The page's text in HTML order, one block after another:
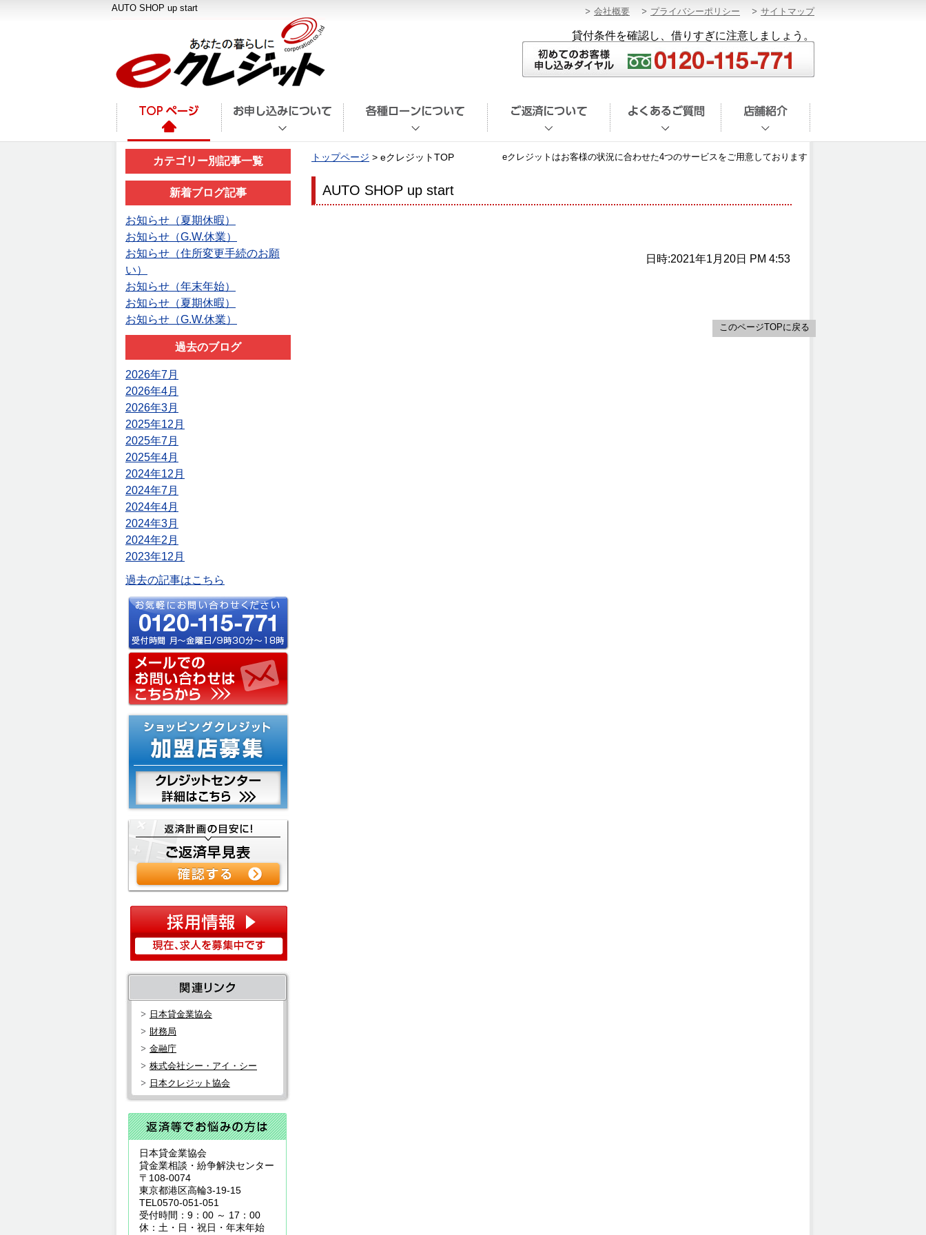
AUTO SHOP up start サイトマップ
プライバシーポリシー
会社概要
貸付条件を確認し、借りすぎに注意しましょう。
カテゴリー別記事一覧
新着ブログ記事
お知らせ（夏期休暇）
お知らせ（G.W.休業）
お知らせ（住所変更手続のお願
い）
お知らせ（年末年始）
お知らせ（夏期休暇）
お知らせ（G.W.休業）
過去のブログ
2026年7月
2026年4月
2026年3月
2025年12月
2025年7月
2025年4月
2024年12月
2024年7月
2024年4月
2024年3月
2024年2月
2023年12月
過去の記事はこちら
日本貸金業協会
財務局
金融庁
株式会社シー・アイ・シー
日本クレジット協会
日本貸金業協会
貸金業相談・紛争解決センター
〒108-0074
東京都港区高輪3-19-15
TEL0570-051-051
受付時間：9：00 ～ 17：00
休：土・日・祝日・年末年始
トップページ > eクレジットTOP eクレジットはお客様の状況に合わせた4つのサービスをご用意しております
AUTO SHOP up start
日時:2021年1月20日 PM 4:53
このページTOPに戻る